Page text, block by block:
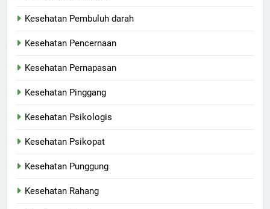
Kesehatan Pembuluh darah
Kesehatan Pencernaan
Kesehatan Pernapasan
Kesehatan Pinggang
Kesehatan Psikologis
Kesehatan Psikopat
Kesehatan Punggung
Kesehatan Rahang